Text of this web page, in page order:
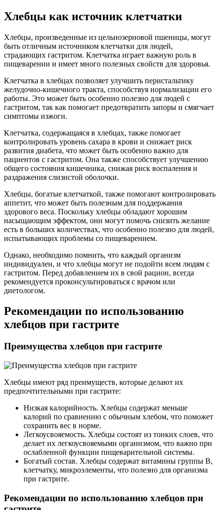
Хлебцы как источник клетчатки
Хлебцы, произведенные из цельнозерновой пшеницы, могут
быть отличным источником клетчатки для людей,
страдающих гастритом. Клетчатка играет важную роль в
пищеварении и имеет много полезных свойств для здоровья.
Клетчатка в хлебцах позволяет улучшить перистальтику
желудочно-кишечного тракта, способствуя нормализации его
работы. Это может быть особенно полезно для людей с
гастритом, так как помогает предотвратить запоры и смягчает
симптомы изжоги.
Клетчатка, содержащаяся в хлебцах, также помогает
контролировать уровень сахара в крови и снижает риск
развития диабета, что может быть особенно важно для
пациентов с гастритом. Она также способствует улучшению
общего состояния кишечника, снижая риск воспаления и
раздражения слизистой оболочки.
Хлебцы, богатые клетчаткой, также помогают контролировать
аппетит, что может быть полезным для поддержания
здорового веса. Поскольку хлебцы обладают хорошим
насыщающим эффектом, они могут помочь снизить желание
есть в больших количествах, что особенно полезно для людей,
испытывающих проблемы со пищеварением.
Однако, необходимо помнить, что каждый организм
индивидуален, и что хлебцы могут не подойти всем людям с
гастритом. Перед добавлением их в свой рацион, всегда
рекомендуется проконсультироваться с врачом или
диетологом.
Рекомендации по использованию
хлебцов при гастрите
Преимущества хлебцов при гастрите
Хлебцы имеют ряд преимуществ, которые делают их
предпочтительными при гастрите:
Низкая калорийность. Хлебцы содержат меньше
калорий по сравнению с обычным хлебом, что поможет
сохранить вес в норме.
Легкоусвояемость. Хлебцы состоят из тонких слоев, что
делает их легкоусвояемыми организмом, что важно при
ослабленной функции пищеварительной системы.
Богатый состав. Хлебцы содержат витамины группы B,
клетчатку, микроэлементы, что полезно для организма
при гастрите.
Рекомендации по использованию хлебцов при